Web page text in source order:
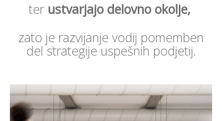
ter ustvarjajo delovno okolje,
zato je razvijanje vodij pomemben
del strategije uspešnih podjetij.